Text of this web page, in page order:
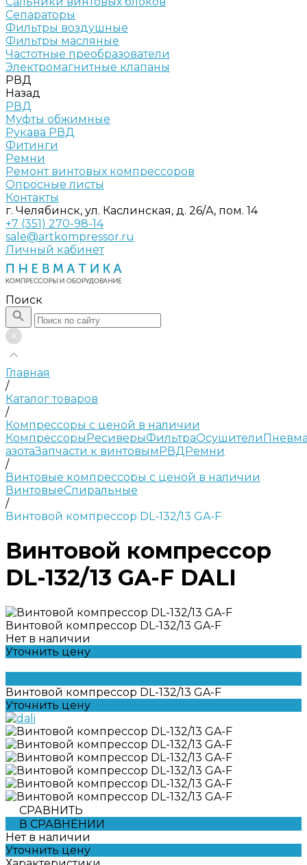
Сепараторы
Фильтры воздушные
Фильтры масляные
Частотные преобразователи
Электромагнитные клапаны
РВД
Назад
РВД
Муфты обжимные
Рукава РВД
Фитинги
Ремни
Ремонт винтовых компрессоров
Опросные листы
Контакты
г. Челябинск, ул. Каслинская, д. 26/А, пом. 14
+7 (351) 270-98-14
sale@artkompressor.ru
Личный кабинет
Поиск
Главная
/
Каталог товаров
/
Компрессоры с ценой в наличии
КомпрессорыРесиверыФильтраОсушители
азотаЗапчасти к винтовымРВДРемни
/
Винтовые компрессоры с ценой в наличии
ВинтовыеСпиральные
/
Винтовой компрессор DL-132/13 GA-F
Винтовой компрессор
DL-132/13 GA-F DALI
Винтовой компрессор DL-132/13 GA-F
Нет в наличии
Уточнить цену
Винтовой компрессор DL-132/13 GA-F
Уточнить цену
СРАВНИТЬ
В СРАВНЕНИИ
Нет в наличии
Уточнить цену